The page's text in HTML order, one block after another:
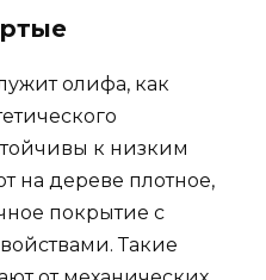
олифа, как
к низким
на дереве плотное,
покрытие с
Такие